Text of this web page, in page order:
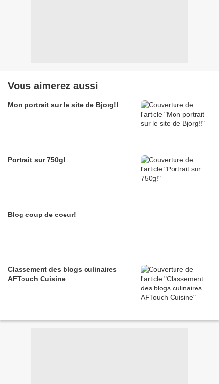
Vous aimerez aussi
Mon portrait sur le site de Bjorg!!
Portrait sur 750g!
Blog coup de coeur!
Classement des blogs culinaires
AFTouch Cuisine